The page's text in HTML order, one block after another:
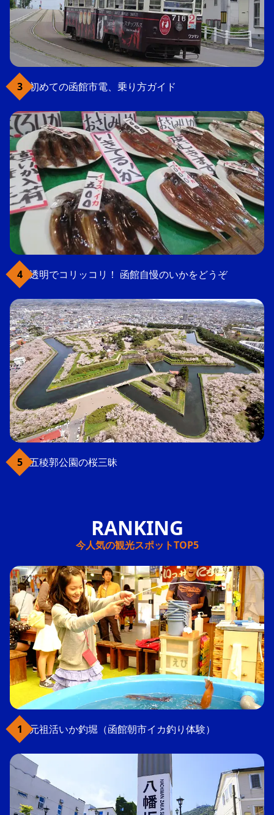
初めての函館市電、乗り方ガイド
透明でコリッコリ！ 函館自慢のいかをどうぞ
五稜郭公園の桜三昧
今人気の観光スポットTOP5
元祖活いか釣堀（函館朝市イカ釣り体験）